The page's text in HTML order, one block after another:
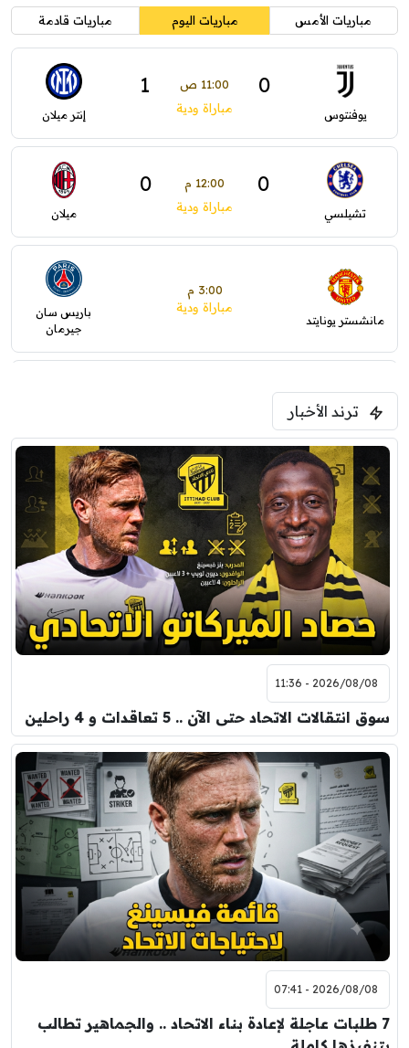
مباريات الأمس مباريات اليوم مباريات قادمة
يوفنتوس
0 11:00 ص 1
مباراة ودية إنتر ميلان
تشيلسي
0 12:00 م 0
مباراة ودية ميلان
مانشستر يونايتد
3:00 م
مباراة ودية
باريس سان
جيرمان
فرينتسفاروشي
برشلونة
7:00 م
مباراة ودية
نوتنغهام فورست
اودينيزي
8:00 م
مباراة ودية
برشلونة
ترند الأخبار
2026/08/08 - 11:36
سوق انتقالات الاتحاد حتى الآن .. 5 تعاقدات و 4 راحلين
2026/08/08 - 07:41
7 طلبات عاجلة لإعادة بناء الاتحاد .. والجماهير تطالب